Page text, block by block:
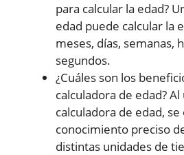
para calcular la edad?
edad puede calcular la
meses, días, semanas,
segundos.
¿Cuáles son los
calculadora de edad?
calculadora de edad,
conocimiento preciso
distintas unidades de